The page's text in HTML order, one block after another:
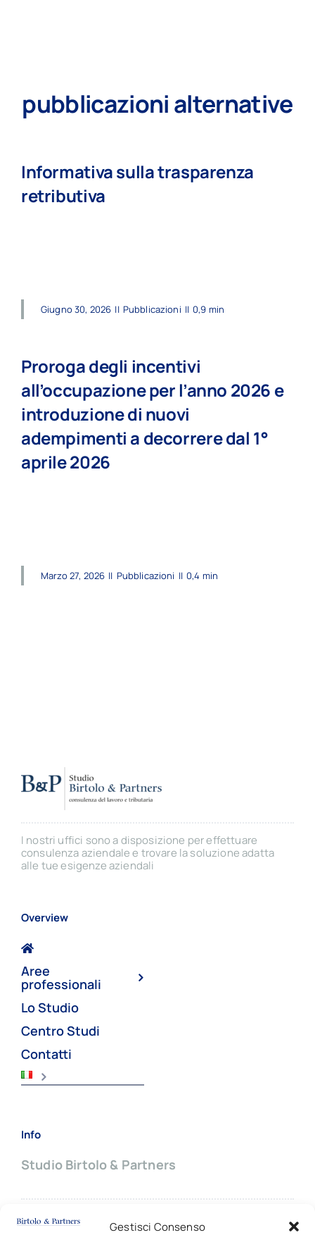
Gestisci Consenso
pubblicazioni alternative
Informativa sulla trasparenza
retributiva
Giugno 30, 2026 || Pubblicazioni || 0,9 min
Proroga degli incentivi
all’occupazione per l’anno 2026 e
introduzione di nuovi
adempimenti a decorrere dal 1°
aprile 2026
Marzo 27, 2026 || Pubblicazioni || 0,4 min
I nostri uffici sono a disposizione per effettuare
consulenza aziendale e trovare la soluzione adatta
alle tue esigenze aziendali
Overview
Aree
professionali
Lo Studio
Centro Studi
Contatti
Info
Studio Birtolo & Partners
Sede principale: